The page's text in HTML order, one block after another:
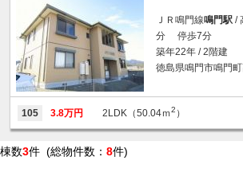
ＪＲ鳴門線鳴門駅 /
分 停歩7分
築年22年 / 2階建
徳島県鳴門市鳴門
105 3.8万円 2LDK（50.04ｍ2 ）
棟数3件 (総物件数： 8件)